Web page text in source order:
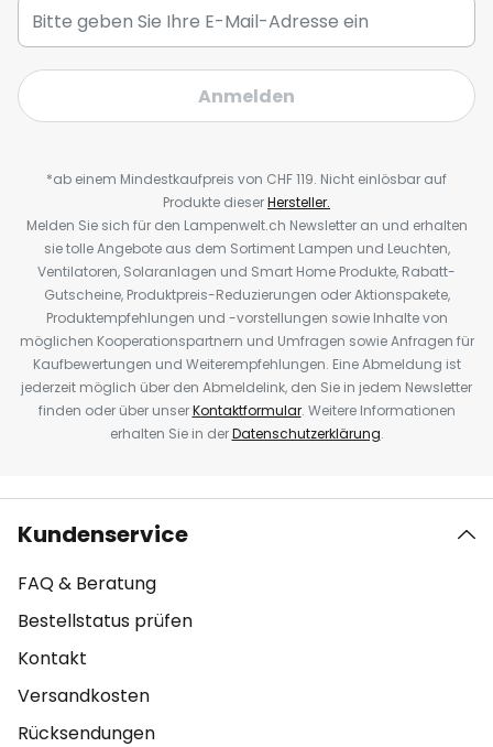
Anmelden
*ab einem Mindestkaufpreis von CHF 119. Nicht einlösbar auf
Produkte dieserHersteller.
Melden Sie sich für den Lampenwelt.ch Newsletter an und erhalten
sie tolle Angebote aus dem Sortiment Lampen und Leuchten,
Ventilatoren, Solaranlagen und Smart Home Produkte, Rabatt-
Gutscheine, Produktpreis-Reduzierungen oder Aktionspakete,
Produktempfehlungen und -vorstellungen sowie Inhalte von
möglichen Kooperationspartnern und Umfragen sowie Anfragen für
Kaufbewertungen und Weiterempfehlungen. Eine Abmeldung ist
jederzeit möglich über den Abmeldelink, den Sie in jedem Newsletter
finden oder über unserKontaktformular. Weitere Informationen
erhalten Sie in derDatenschutzerklärung.
Kundenservice
FAQ & Beratung
Bestellstatus prüfen
Kontakt
Versandkosten
Rücksendungen